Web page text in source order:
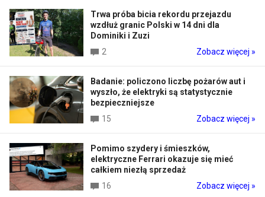
Trwa próba bicia rekordu przejazdu
wzdłuż granic Polski w 14 dni dla
Dominiki i Zuzi
2
Zobacz więcej »
Badanie: policzono liczbę pożarów aut i
wyszło, że elektryki są statystycznie
bezpieczniejsze
15
Zobacz więcej »
Pomimo szydery i śmieszków,
elektryczne Ferrari okazuje się mieć
całkiem niezłą sprzedaż
16
Zobacz więcej »